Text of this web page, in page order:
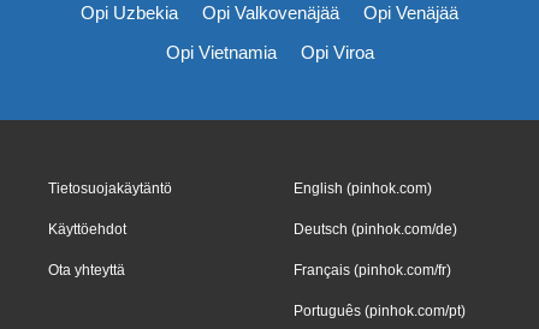
Opi Uzbekia
Opi Valkovenäjää
Opi Venäjää
Opi Vietnamia
Opi Viroa
Tietosuojakäytäntö
Käyttöehdot
Ota yhteyttä
English (pinhok.com)
Deutsch (pinhok.com/de)
Français (pinhok.com/fr)
Português (pinhok.com/pt)